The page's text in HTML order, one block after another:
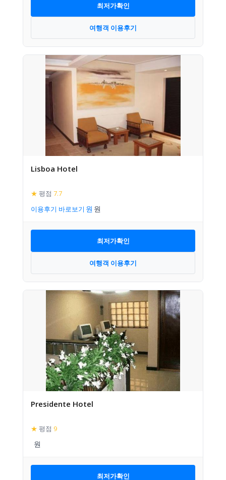
최저가확인
여행객 이용후기
Lisboa Hotel
★ 평점 7.7
이용후기 바로보기
최저가확인
여행객 이용후기
Presidente Hotel
★ 평점 9
최저가확인